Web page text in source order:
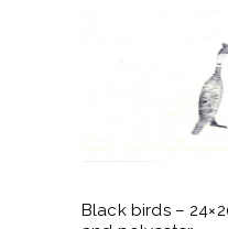
Black birds –